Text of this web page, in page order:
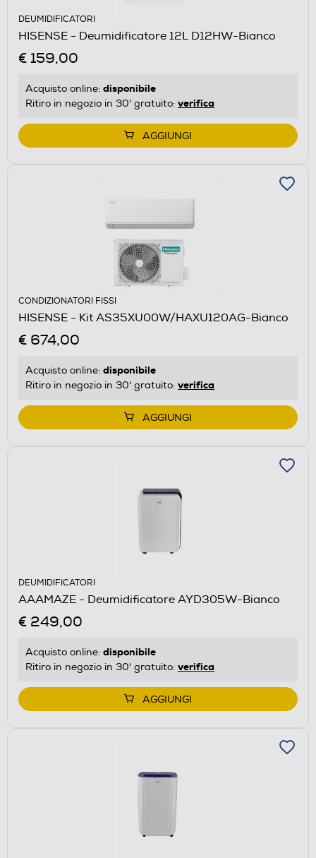
DEUMIDIFICATORI
HISENSE - Deumidificatore 12L D12HW-Bianco
€ 159,00
Acquisto online: disponibile
Ritiro in negozio in 30' gratuito: verifica
AGGIUNGI
CONDIZIONATORI FISSI
HISENSE - Kit AS35XU00W/HAXU120AG-Bianco
€ 674,00
Acquisto online: disponibile
Ritiro in negozio in 30' gratuito: verifica
AGGIUNGI
DEUMIDIFICATORI
AAAMAZE - Deumidificatore AYD305W-Bianco
€ 249,00
Acquisto online: disponibile
Ritiro in negozio in 30' gratuito: verifica
AGGIUNGI